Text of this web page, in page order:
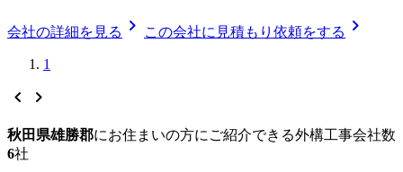
会社の詳細を見る chevron_right この会社に見積もり依頼をする chevron_right
1
chevron_left chevron_right
秋田県雄勝郡にお住まいの方にご紹介できる外構工事会社数
6社